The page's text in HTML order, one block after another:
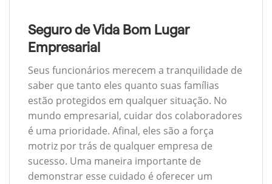
Seguro de Vida Bom Lugar
Empresarial
Seus funcionários merecem a tranquilidade de
saber que tanto eles quanto suas famílias
estão protegidos em qualquer situação. No
mundo empresarial, cuidar dos colaboradores
é uma prioridade. Afinal, eles são a força
motriz por trás de qualquer empresa de
sucesso. Uma maneira importante de
demonstrar esse cuidado é oferecer um